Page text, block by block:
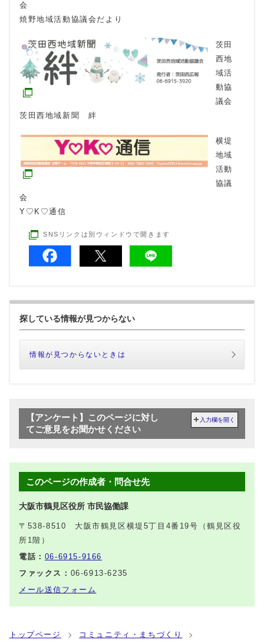
会
焼野地域活動協議会だより
茨田
西地
域活
動協
議会
茨田西地域新聞 絆
横堤
地域
活動
協議
会
Y♡K♡通信
SNSリンクは別ウィンドウで開きます
探している情報が見つからない
情報が見つからないときは
【アンケート】このページに対し
てご意見をお聞かせください
入力欄を開く
このページの作成者・問合せ先
大阪市鶴見区役所 市民協働課
〒538-8510 大阪市鶴見区横堤5丁目4番19号（鶴見区役
所1階）
電話： 06-6915-9166
ファックス： 06-6913-6235
メール送信フォーム
トップページ コミュニティ・まちづくり